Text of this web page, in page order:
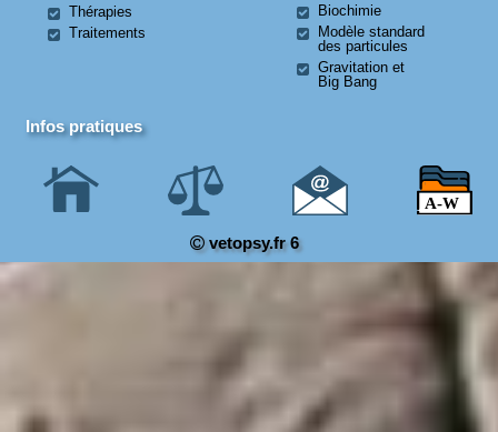
Thérapies
Traitements
Biochimie
Modèle standard
des particules
Gravitation et
Big Bang
Infos pratiques
vetopsy.fr 6